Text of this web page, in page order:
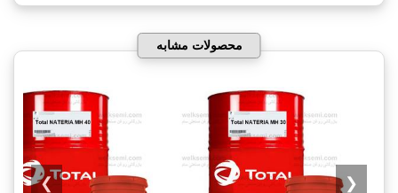
محصولات مشابه
❮
❯